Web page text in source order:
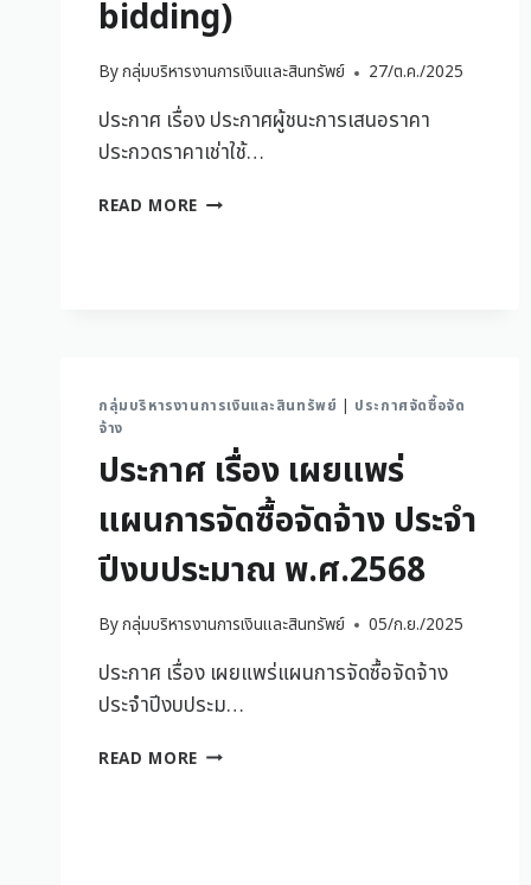
bidding)
Byกลุ่มบริหารงานการเงินและสินทรัพย์ 27/ต.ค./2025
ประกาศ เรื่อง ประกาศผู้ชนะการเสนอราคา
ประกวดราคาเช่าใช้…
READ MORE
กลุ่มบริหารงานการเงินและสินทรัพย์ | ประกาศจัดซื้อจัด
จ้าง
ประกาศ เรื่อง เผยแพร่
แผนการจัดซื้อจัดจ้าง ประจำ
ปีงบประมาณ พ.ศ.2568
Byกลุ่มบริหารงานการเงินและสินทรัพย์ 05/ก.ย./2025
ประกาศ เรื่อง เผยแพร่แผนการจัดซื้อจัดจ้าง
ประจำปีงบประม…
READ MORE